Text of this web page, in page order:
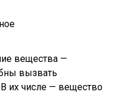
вещества —
вызвать
их числе — вещество